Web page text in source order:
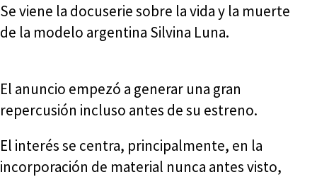
Se viene la docuserie sobre la vida y la muerte
de la modelo argentina Silvina Luna.
El anuncio empezó a generar una gran
repercusión incluso antes de su estreno.
El interés se centra, principalmente, en la
incorporación de material nunca antes visto,